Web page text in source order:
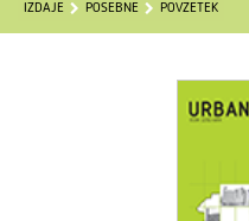
IZDAJE POSEBNE POVZETEK